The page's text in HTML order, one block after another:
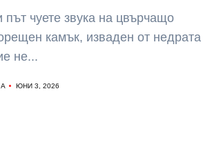
път чуете звука на цвърчащо
камък, изваден от недрата
не...
ЮНИ 3, 2026